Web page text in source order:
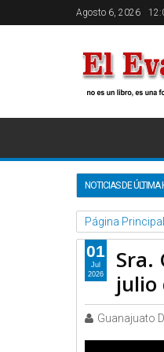
Agosto 6, 2026
NOTICIAS DE ÚLTIMA
Página Principal
Basilica de
Sra.
julio
Guanajuato
01
Jul
2026